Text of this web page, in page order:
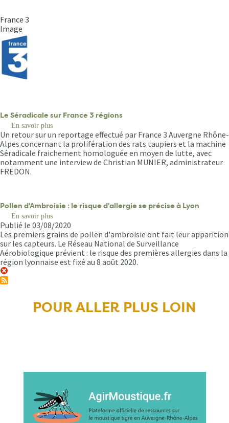
France 3
Image
Le Séradicale sur France 3 régions
En savoir plus
Le
Séradicale
sur
France
3
Un retour sur un reportage effectué par France 3 Auvergne Rhône-
Alpes concernant la prolifération des rats taupiers et la machine
Séradicale fraichement homologuée en moyen de lutte, avec
notamment une interview de Christian MUNIER, administrateur
FREDON.
Pollen d'Ambroisie : le risque d'allergie se précise à Lyon
En savoir plus
Pollen
d'Ambroisie
:
le
risque
d'allergie
Publié le 03/08/2020
Les premiers grains de pollen d'ambroisie ont fait leur apparition
sur les capteurs. Le Réseau National de Surveillance
Aérobiologique prévient : le risque des premières allergies dans la
région lyonnaise est fixé au 8 août 2020.
POUR ALLER PLUS LOIN